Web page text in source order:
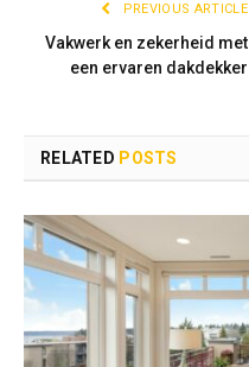
PREVIOUS ARTICLE
Vakwerk en zekerheid met
een ervaren dakdekker
RELATED POSTS